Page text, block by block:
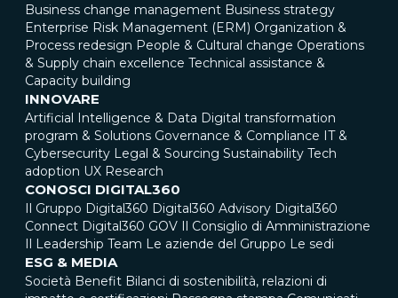
Business change management Business strategy
Enterprise Risk Management (ERM) Organization &
Process redesign People & Cultural change Operations
& Supply chain excellence Technical assistance &
Capacity building
INNOVARE
Artificial Intelligence & Data Digital transformation
program & Solutions Governance & Compliance IT &
Cybersecurity Legal & Sourcing Sustainability Tech
adoption UX Research
CONOSCI DIGITAL360
Il Gruppo Digital360 Digital360 Advisory Digital360
Connect Digital360 GOV Il Consiglio di Amministrazione
Il Leadership Team Le aziende del Gruppo Le sedi
ESG & MEDIA
Società Benefit Bilanci di sostenibilità, relazioni di